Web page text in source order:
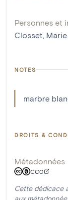
Personnes et
Closset,
NOTES
marbre
DROITS &
Métadonnées
CC0
Cette dédicace
aux